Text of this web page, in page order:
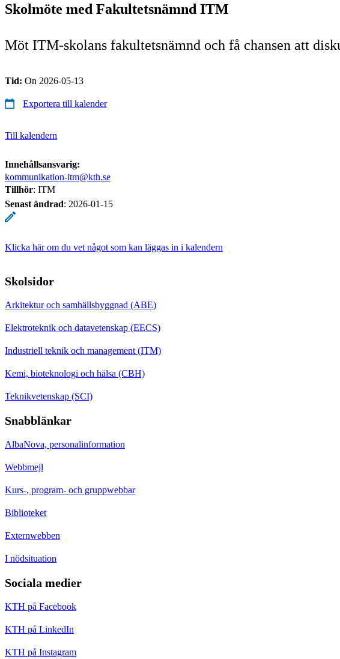
Skolmöte med Fakultetsnämnd ITM
Möt ITM-skolans fakultetsnämnd och få chansen att
Tid: On 2026-05-13
Exportera till kalender
Till kalendern
Innehållsansvarig:
kommunikation-itm@kth.se
Tillhör: ITM
Senast ändrad: 2026-01-15
Klicka här om du vet något som kan läggas in i kalendern
Skolsidor
Arkitektur och samhällsbyggnad (ABE)
Elektroteknik och datavetenskap (EECS)
Industriell teknik och management (ITM)
Kemi, bioteknologi och hälsa (CBH)
Teknikvetenskap (SCI)
Snabblänkar
AlbaNova, personalinformation
Webbmejl
Kurs-, program- och gruppwebbar
Biblioteket
Externwebben
I nödsituation
Sociala medier
KTH på Facebook
KTH på LinkedIn
KTH på Instagram